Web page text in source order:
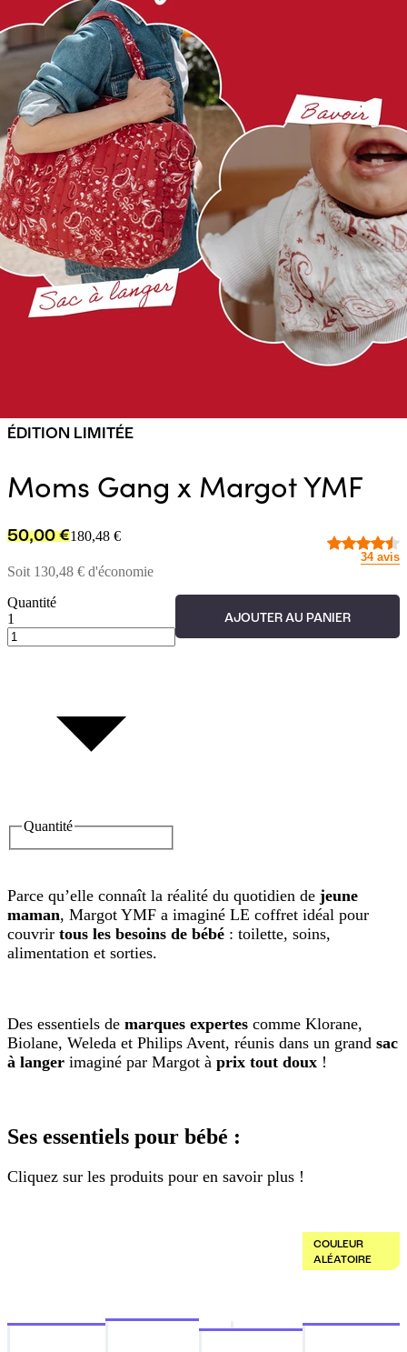
ÉDITION LIMITÉE
Moms Gang x Margot YMF
50,00 €180,48 €
Soit 130,48 € d'économie
34 avis
Quantité
1
Quantité
AJOUTER AU PANIER
Parce qu’elle connaît la réalité du quotidien de jeune
maman, Margot YMF a imaginé LE coffret idéal pour
couvrir tous les besoins de bébé : toilette, soins,
alimentation et sorties.
Des essentiels de marques expertes comme Klorane,
Biolane, Weleda et Philips Avent, réunis dans un grand sac
à langer imaginé par Margot à prix tout doux !
Ses essentiels pour bébé :
Cliquez sur les produits pour en savoir plus !
COULEUR
ALÉATOIRE